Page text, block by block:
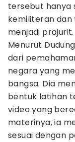
tersebut hanya
kemiliteran
menjadi prajurit.
Menurut
dari
negara yang
bangsa. Dia
bentuk latihan
video yang
materinya, ia
sesuai dengan